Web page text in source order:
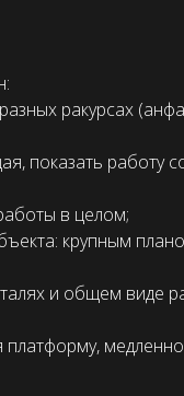
ракурсах
показать работу
в целом;
крупным
и общем виде
медленно